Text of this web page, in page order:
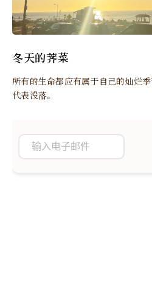
冬天的荠菜
所有的生命都应有属于自己的灿烂
代表没落。